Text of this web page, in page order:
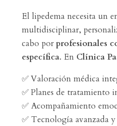
El lipedema necesita un
multidisciplinar,
cabo por profesionales
específica. En Clínica
✅Valoración médica
✅Planes de tratamiento
✅Acompañamiento
✅Tecnología avanzada